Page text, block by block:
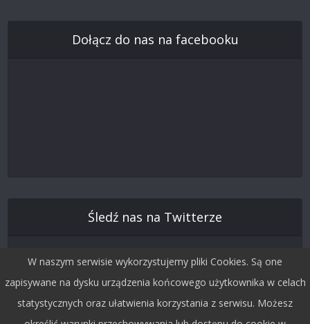
Dołącz do nas na facebooku
Śledź nas na Twitterze
W naszym serwisie wykorzystujemy pliki Cookies. Są one
zapisywane na dysku urządzenia końcowego użytkownika w celach
statystycznych oraz ułatwienia korzystania z serwisu. Możesz